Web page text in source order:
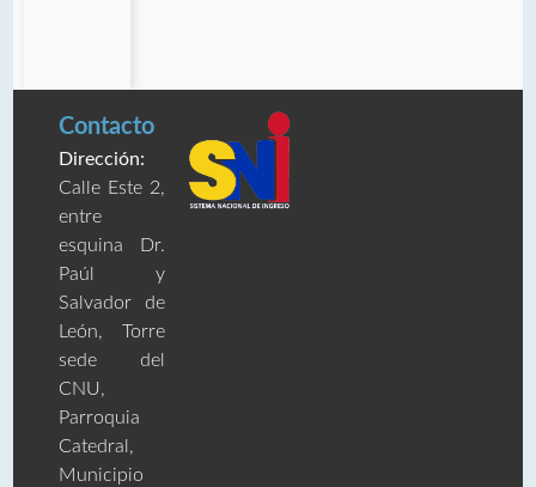
Contacto
Dirección:
Calle Este 2,
entre
esquina Dr.
Paúl y
Salvador de
León, Torre
sede del
CNU,
Parroquia
Catedral,
Municipio